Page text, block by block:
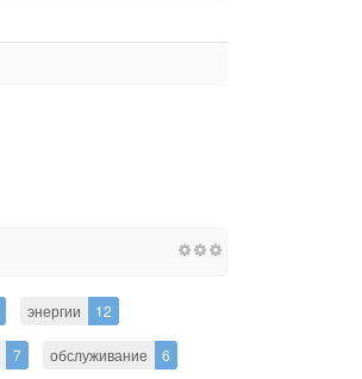
энергии 12
7 обслуживание 6